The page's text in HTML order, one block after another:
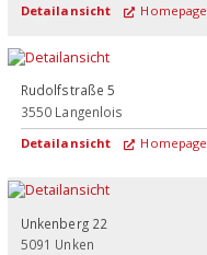
Detailansicht Homepage
Rudolfstraße 5
3550 Langenlois
Detailansicht Homepage
Unkenberg 22
5091 Unken